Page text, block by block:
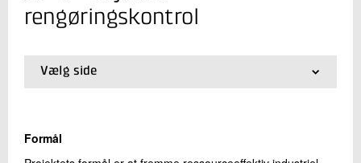
Send e-mail
Skriv til mig
rengøringskontrol
Vælg side
01.AP 1 - Nytænktning af rengøring med afsæt i
Formål